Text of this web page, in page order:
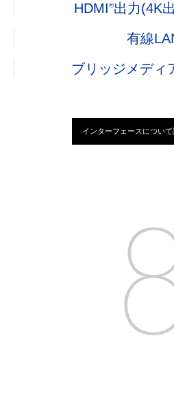
HDMI®出力(4K
有線
ブリッジメディ
インターフェースについ